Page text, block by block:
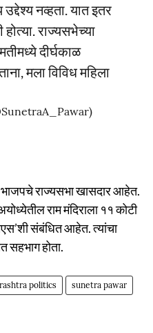
नव्हता. यात इतर
राज्यसभेच्या
दीर्घकाळ
मला विविध महिला
भाजपचे राज्यसभा खासदार आहेत.
राम मंदिराला ११ कोटी
संबंधित आहेत. त्यांचा
सहभाग होता.
politics sunetra pawar